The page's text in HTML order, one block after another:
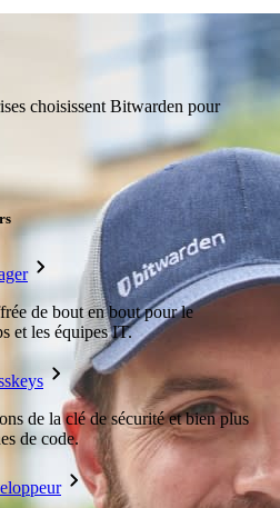
choisissent Bitwarden pour
de bout en bout pour le
et les équipes IT.
de la clé de sécurité et bien plus
de code.